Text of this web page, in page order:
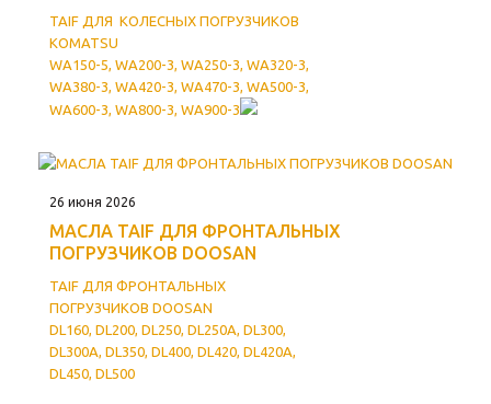
TAIF ДЛЯ КОЛЕСНЫХ ПОГРУЗЧИКOВ
KOMATSU
WA150-5, WA200-3, WA250-3, WA320-3,
WA380-3, WA420-3, WA470-3, WA500-3,
WA600-3, WA800-3, WA900-3
26 июня 2026
МАСЛА TAIF ДЛЯ ФРОНТАЛЬНЫХ
ПОГРУЗЧИКOВ DOOSAN
TAIF ДЛЯ ФРОНТАЛЬНЫХ
ПОГРУЗЧИКOВ DOOSAN
DL160, DL200, DL250, DL250A, DL300,
DL300A, DL350, DL400, DL420, DL420A,
DL450, DL500